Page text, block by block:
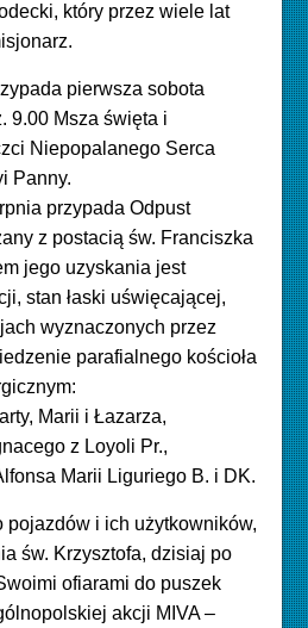
który przez wiele lat
pierwsza sobota
9.00 Msza święta i
Niepopalanego Serca
Panny.
przypada Odpust
z postacią św. Franciszka
jego uzyskania jest
stan łaski uświęcającej,
wyznaczonych przez
parafialnego kościoła
Marii i Łazarza,
z Loyoli Pr.,
Marii Liguriego B. i DK.
pojazdów i ich użytkowników,
św. Krzysztofa, dzisiaj po
ofiarami do puszek
akcji MIVA –